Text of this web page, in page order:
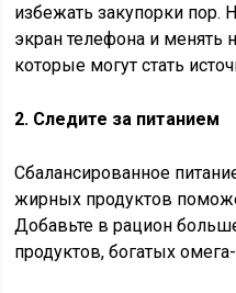
избежать закупорки пор.
экран телефона и менять
которые могут стать
2. Следите за питанием
Сбалансированное
жирных продуктов
Добавьте в рацион
продуктов, богатых